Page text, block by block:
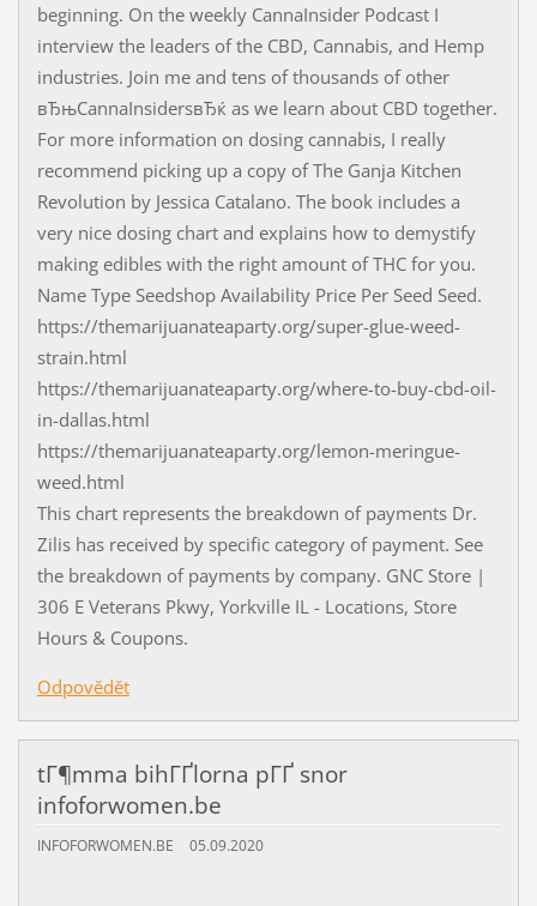
beginning. On the weekly CannaInsider Podcast I
interview the leaders of the CBD, Cannabis, and Hemp
industries. Join me and tens of thousands of other
вЂњCannaInsidersвЂќ as we learn about CBD together.
For more information on dosing cannabis, I really
recommend picking up a copy of The Ganja Kitchen
Revolution by Jessica Catalano. The book includes a
very nice dosing chart and explains how to demystify
making edibles with the right amount of THC for you.
Name Type Seedshop Availability Price Per Seed Seed.
https://themarijuanateaparty.org/super-glue-weed-
strain.html
https://themarijuanateaparty.org/where-to-buy-cbd-oil-
in-dallas.html
https://themarijuanateaparty.org/lemon-meringue-
weed.html
This chart represents the breakdown of payments Dr.
Zilis has received by specific category of payment. See
the breakdown of payments by company. GNC Store |
306 E Veterans Pkwy, Yorkville IL - Locations, Store
Hours & Coupons.
Odpovědět
tГ¶mma bihГҐlorna pГҐ snor
infoforwomen.be
INFOFORWOMEN.BE 05.09.2020